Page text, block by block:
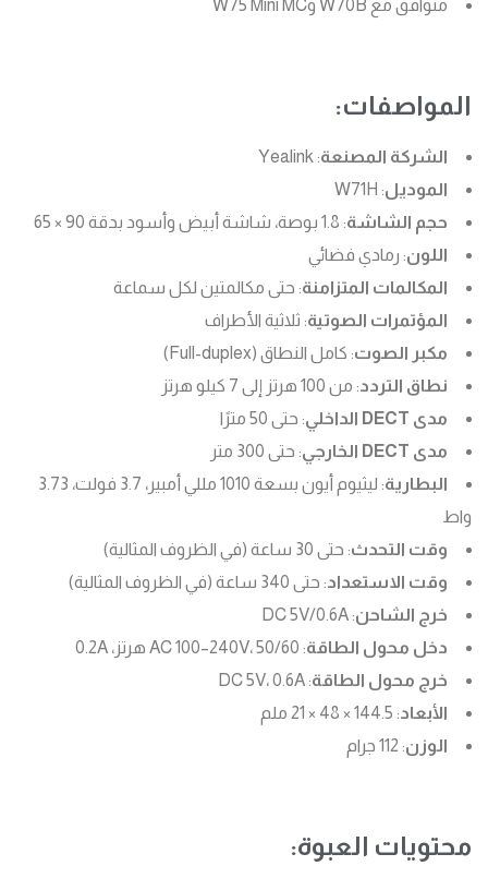
متوافق مع W70B وW75 Mini MC
المواصفات:
الشركة المصنعة: Yealink
الموديل: W71H
حجم الشاشة: 1.8 بوصة، شاشة أبيض وأسود بدقة 90 × 65
اللون: رمادي فضائي
المكالمات المتزامنة: حتى مكالمتين لكل سماعة
المؤتمرات الصوتية: ثلاثية الأطراف
مكبر الصوت: كامل النطاق (Full-duplex)
نطاق التردد: من 100 هرتز إلى 7 كيلو هرتز
مدى DECT الداخلي
: حتى 50 مترًا
مدى DECT الخارجي
: حتى 300 متر
البطارية
: ليثيوم أيون بسعة 1010 مللي أمبير، 3.7 فولت، 3.73
واط
وقت التحدث: حتى 30 ساعة (في الظروف المثالية)
وقت الاستعداد: حتى 340 ساعة (في الظروف المثالية)
خرج الشاحن: DC 5V/0.6A
دخل محول الطاقة: AC 100–240V، 50/60 هرتز، 0.2A
خرج محول الطاقة: DC 5V، 0.6A
الأبعاد: 144.5 × 48 × 21 ملم
الوزن: 112 جرام
محتويات العبوة: